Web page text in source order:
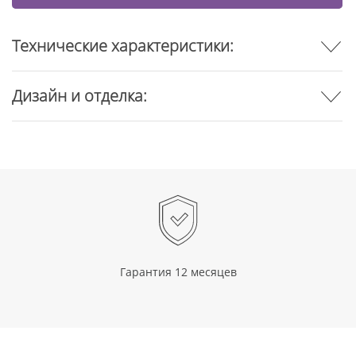
Технические характеристики:
Дизайн и отделка:
Гарантия 12 месяцев